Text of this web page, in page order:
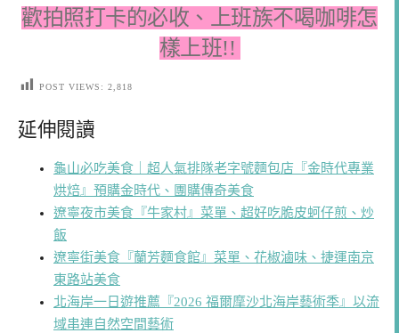
歡拍照打卡的必收、上班族不喝咖啡怎
樣上班!!
POST VIEWS: 2,818
延伸閱讀
龜山必吃美食｜超人氣排隊老字號麵包店『金時代專業
烘焙』預購金時代、團購傳奇美食
遼寧夜市美食『牛家村』菜單、超好吃脆皮蚵仔煎、炒
飯
遼寧街美食『蘭芳麵食館』菜單、花椒滷味、捷運南京
東路站美食
北海岸一日遊推薦『2026 福爾摩沙北海岸藝術季』以流
域串連自然空間藝術